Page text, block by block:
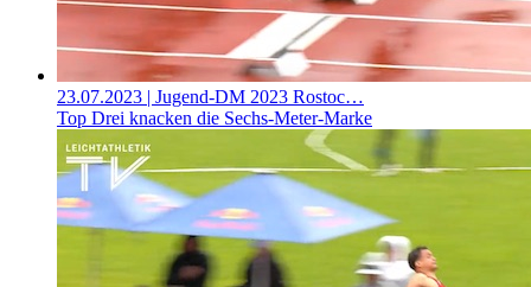
23.07.2023 | Jugend-DM 2023 Rostoc…
Top Drei knacken die Sechs-Meter-Marke